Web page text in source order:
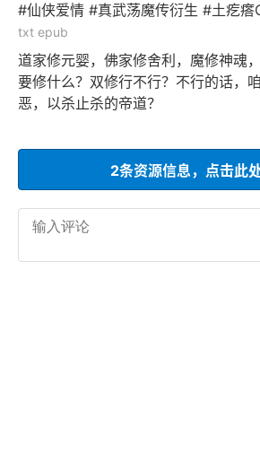
#仙侠爱情 #真武荡魔传衍生 #土疙瘩
txt epub
道家修元婴，佛家修舍利，魔修神魂
要修什么？双修行不行？不行的话，
恶，以杀止杀的帝道？
2条资源信息，点击此